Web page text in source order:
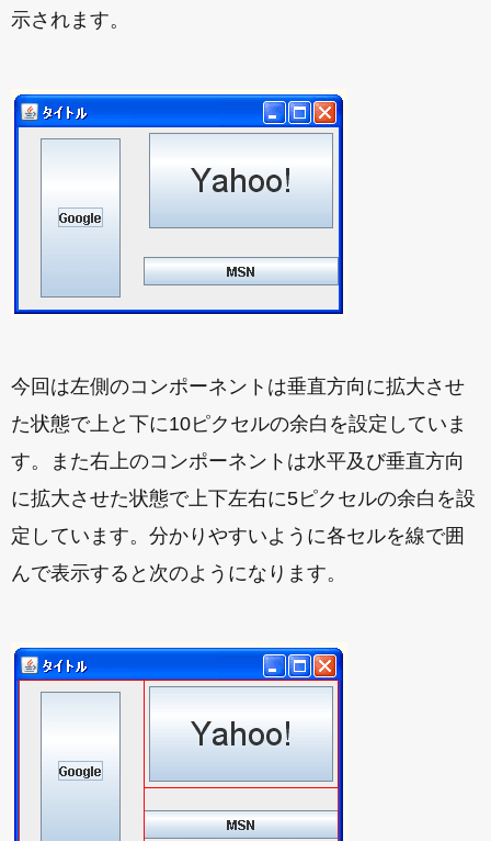
示されます。
今回は左側のコンポーネントは垂直方向に拡大させ
た状態で上と下に10ピクセルの余白を設定していま
す。また右上のコンポーネントは水平及び垂直方向
に拡大させた状態で上下左右に5ピクセルの余白を設
定しています。分かりやすいように各セルを線で囲
んで表示すると次のようになります。